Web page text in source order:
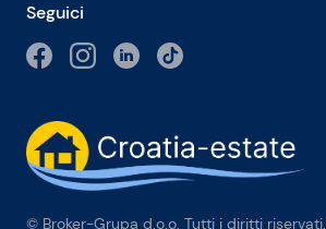
Seguici
© Broker-Grupa d.o.o. Tutti i diritti riservati.